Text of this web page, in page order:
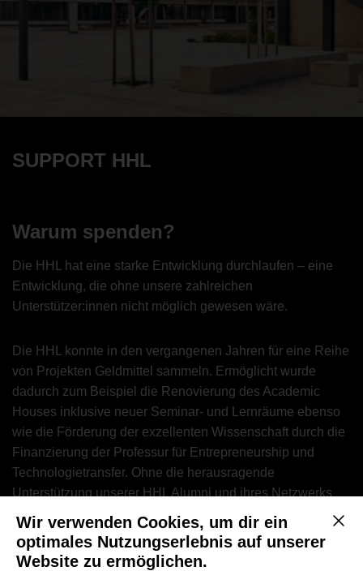
SUPPORT HHL
Warum spenden?
Die HHL hat eine starke Entwicklung durchlaufen – eine
Entwicklung, die ohne unsere zahlreichen
Unterstützer:innen nicht möglich gewesen wäre.
Die HHL konnte in den vergangenen Jahren für eine Reihe
von Projekten Geldmittel sammeln. Ermöglicht wurde
dadurch zum Beispiel die Renovierung des Academic
Houses inklusive neuer Seminar- und Lernräume ebenso
wie die Förderung der exzellenten Wissenschaft durch die
Finanzierung der Professur für Entrepreneurship und
Technologietransfer. Ohne die herausragende
Unterstützung unserer HHL Alumni und ihres Netzwerks
hätte die HHL diese Projekte nicht umsetzen können. Wir
danken all unseren Unterstützer:innen für ihre
Großzügigkeit und ihr Engagement!
Mit
Wir verwenden Cookies, um dir ein
optimales Nutzungserlebnis auf unserer
Website zu ermöglichen.